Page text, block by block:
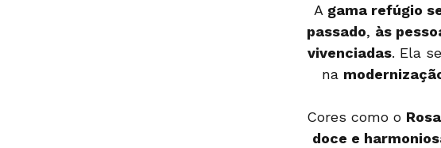
A gama refúgio
passado, às
vivenciadas. Ela
na
Cores como o
doce e